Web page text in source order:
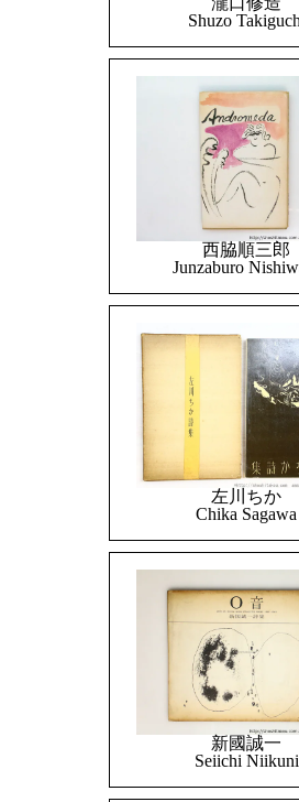
Shuzo
西脇順三郎
Junzaburo
左川ちか
Chika Sagawa
新國誠一
Seiichi Niikuni